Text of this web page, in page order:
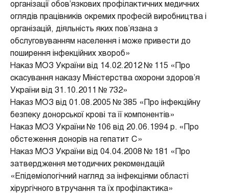
організації обов’язкових профілактичних медичних
оглядів працівників окремих професій виробництва і
організацій, діяльність яких пов’язана з
обслуговуванням населення і може привести до
поширення інфекційних хвороб»
Наказ МОЗ України від 14.02.2012 № 115 «Про
скасування наказу Міністерства охорони здоров’я
України від 31.10.2011 № 732»
Наказ МОЗ від 01.08.2005 № 385 «Про інфекційну
безпеку донорської крові та її компонентів»
Наказ МОЗ України № 106 від 20.06.1994 р. «Про
обстеження донорів на гепатит С»
Наказ МОЗ України від 04.04.2008 № 181 «Про
затвердження методичних рекомендацій
«Епідеміологічний нагляд за інфекціями області
хірургічного втручання та їх профілактика»